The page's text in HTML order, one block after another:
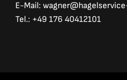
E-Mail:
Tel.: +49 176 40412101